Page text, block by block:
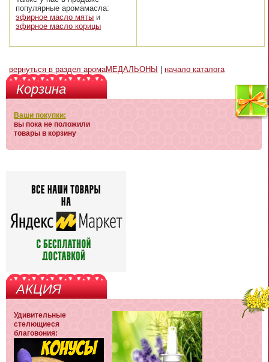
популярные аромамасла:
эфирное масло мяты и
эфирное масло корицы
вернуться в раздел аромаМЕДАЛЬОНЫ | начало каталога
Корзина
Ваши покупки:
вы пока не положили
товары в корзину
АКЦИЯ
Удивительные
стелющиеся
благовония: